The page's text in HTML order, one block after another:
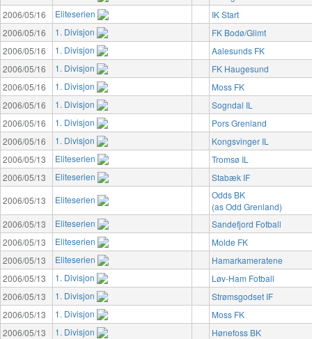
2006/05/16
Eliteserien
IK Start
2006/05/16
1. Divisjon
FK Bodø/Glimt
2006/05/16
1. Divisjon
Aalesunds FK
2006/05/16
1. Divisjon
FK Haugesund
2006/05/16
1. Divisjon
Moss FK
2006/05/16
1. Divisjon
Sogndal IL
2006/05/16
1. Divisjon
Pors Grenland
2006/05/16
1. Divisjon
Kongsvinger IL
2006/05/13
Eliteserien
Tromsø IL
2006/05/13
Eliteserien
Stabæk IF
2006/05/13
Eliteserien
Odds BK
(as Odd Grenland)
2006/05/13
Eliteserien
Sandefjord Fotball
2006/05/13
Eliteserien
Molde FK
2006/05/13
Eliteserien
Hamarkameratene
2006/05/13
1. Divisjon
Løv-Ham Fotball
2006/05/13
1. Divisjon
Strømsgodset IF
2006/05/13
1. Divisjon
Moss FK
2006/05/13
1. Divisjon Hønefoss BK